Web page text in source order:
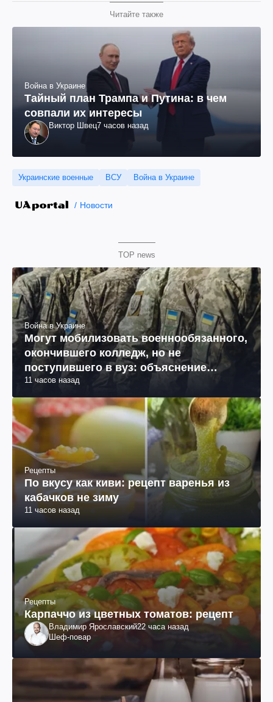
Читайте также
Война в Украине
Тайный план Трампа и Путина: в чем
совпали их интересы
Виктор Швец7 часов назад
Украинские военные ВСУ Война в Украине
Новости
TOP news
Война в Украине
Могут мобилизовать военнообязанного,
окончившего колледж, но не
поступившего в вуз: объяснение
юриста
11 часов назад
Рецепты
По вкусу как киви: рецепт варенья из
кабачков не зиму
11 часов назад
Рецепты
Карпаччо из цветных томатов: рецепт
Владимир Ярославский22 часа назад
Шеф-повар